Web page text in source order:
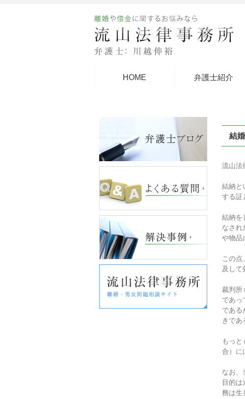
HOME 弁護士紹介
結
流山法
結納と
する証
結納を
なされ
や物品
この点
及して
裁判所
であっ
である
きであ
もっと
合）に
なお、
目的
務は生